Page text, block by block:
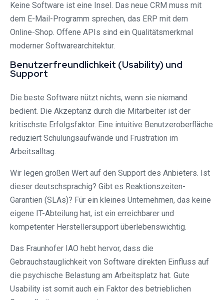
Keine Software ist eine Insel. Das neue CRM muss mit
dem E-Mail-Programm sprechen, das ERP mit dem
Online-Shop. Offene APIs sind ein Qualitätsmerkmal
moderner Softwarearchitektur.
Benutzerfreundlichkeit (Usability) und
Support
Die beste Software nützt nichts, wenn sie niemand
bedient. Die Akzeptanz durch die Mitarbeiter ist der
kritischste Erfolgsfaktor. Eine intuitive Benutzeroberfläche
reduziert Schulungsaufwände und Frustration im
Arbeitsalltag.
Wir legen großen Wert auf den Support des Anbieters. Ist
dieser deutschsprachig? Gibt es Reaktionszeiten-
Garantien (SLAs)? Für ein kleines Unternehmen, das keine
eigene IT-Abteilung hat, ist ein erreichbarer und
kompetenter Herstellersupport überlebenswichtig.
Das Fraunhofer IAO hebt hervor, dass die
Gebrauchstauglichkeit von Software direkten Einfluss auf
die psychische Belastung am Arbeitsplatz hat. Gute
Usability ist somit auch ein Faktor des betrieblichen